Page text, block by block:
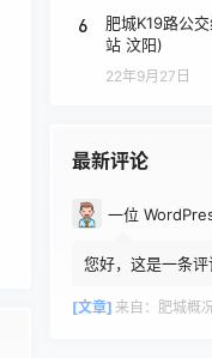
6
肥城K19路公
站 汶阳)
22年9月27日
最新评论
您好，这是一条
评论者头像来自
[文章] 来自： 肥城概